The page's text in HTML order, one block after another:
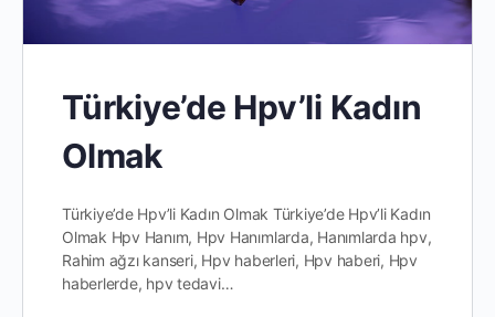
Türkiye’de Hpv’li Kadın
Olmak
Türkiye’de Hpv’li Kadın Olmak Türkiye’de Hpv’li Kadın
Olmak Hpv Hanım, Hpv Hanımlarda, Hanımlarda hpv,
Rahim ağzı kanseri, Hpv haberleri, Hpv haberi, Hpv
haberlerde, hpv tedavi…